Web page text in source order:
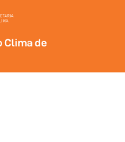
Clima de